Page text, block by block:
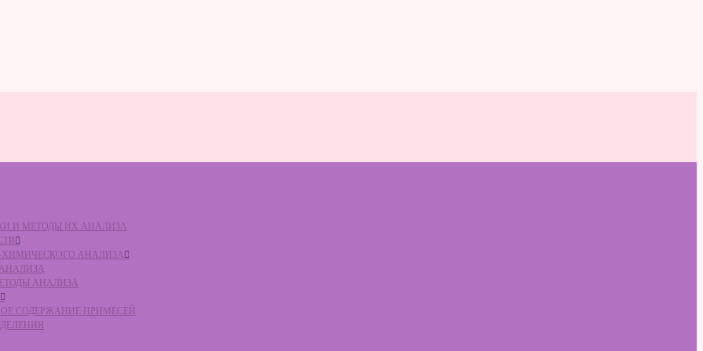
И МЕТОДЫ ИХ АНАЛИЗА
ХИМИЧЕСКОГО АНАЛИЗА
АНАЛИЗА
АНАЛИЗА
СОДЕРЖАНИЕ ПРИМЕСЕЙ